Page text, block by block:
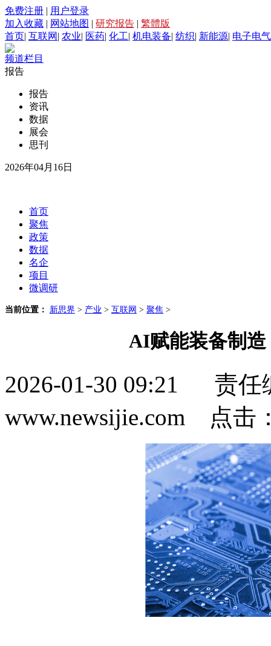
免费注册 | 用户登录
加入收藏 | 网站地图 | 研究报告 | 繁體版
首页| 互联网 | 农业| 医药| 化工| 机电装备| 纺织| 新能源| 电子电气
频道栏目
报告
报告
资讯
数据
展会
思刊
2026年04月16日
首页
聚焦
政策
数据
名企
项目
微调研
当前位置： 新思界 > 产业 > 互联网 > 聚焦 >
AI赋能装备制
2026-01-30 09:21 责
www.newsijie.com 点击